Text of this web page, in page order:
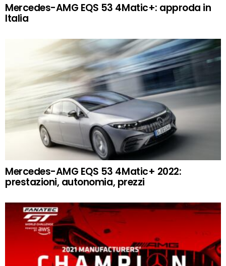
Mercedes-AMG EQS 53 4Matic+: approda in
Italia
Mercedes-AMG EQS 53 4Matic+ 2022:
prestazioni, autonomia, prezzi